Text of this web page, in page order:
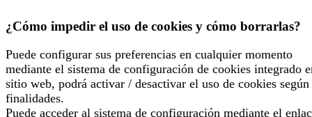
¿Cómo impedir el uso de cookies y cómo borrarlas?
Puede configurar sus preferencias en cualquier momento
mediante el sistema de configuración de cookies integrado
sitio web, podrá activar / desactivar el uso de cookies según
finalidades.
Puede acceder al sistema de configuración mediante el